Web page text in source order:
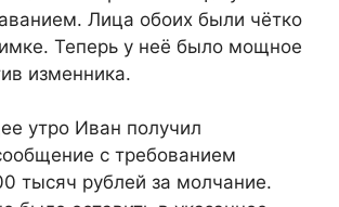
Лица обоих были чётко
Теперь у неё было мощное
изменника.
утро Иван получил
с требованием
тысяч рублей за молчание.